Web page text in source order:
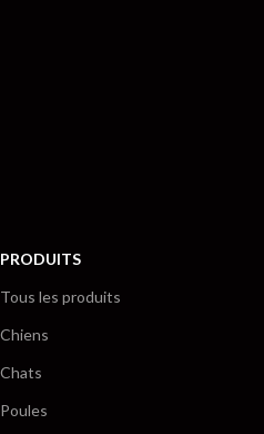
PRODUITS
Tous les produits
Chiens
Chats
Poules